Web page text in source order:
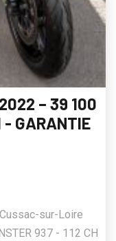
– 39 100
- GARANTIE
sur-Loire
937 - 112 CH